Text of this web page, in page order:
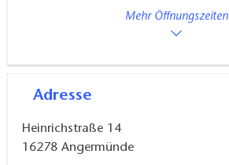
Mehr Öffnungszeiten
Adresse
Heinrichstraße 14
16278 Angermünde